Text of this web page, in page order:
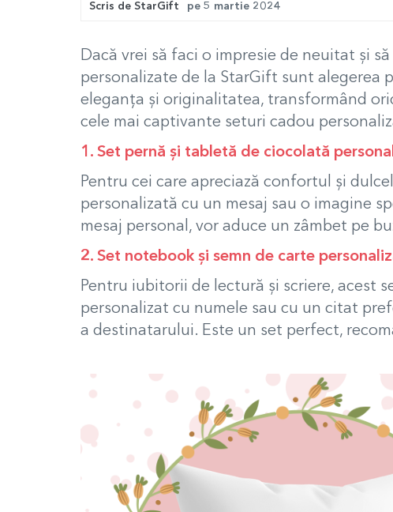
Scris de StarGift pe 5 martie 2024
Dacă vrei să faci o impresie de neuitat și
personalizate de la StarGift sunt alegerea
eleganța și originalitatea, transformând
cele mai captivante seturi cadou
1. Set pernă și tabletă de ciocolată
Pentru cei care apreciază confortul și
personalizată cu un mesaj sau o imagine
mesaj personal, vor aduce un zâmbet pe
2. Set notebook și semn de carte
Pentru iubitorii de lectură și scriere, acest
personalizat cu numele sau cu un citat
a destinatarului. Este un set perfect,